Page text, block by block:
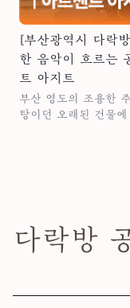
해보세요! 🏆 시상내역 (총 20팀 선정)
1등 (1팀): 30만원 상
2등 (5팀): 총 10만원
3등 (14팀): 2만원 상
콘
[부산광역시 다락
한 음악이 흐르는
트 아지트
부산 영도의 조용한 주택가.
탕이던 오래된 건물에 로스팅 향이 퍼
다락방